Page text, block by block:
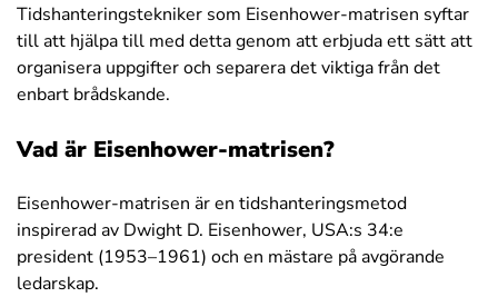
Tidshanteringstekniker som Eisenhower-matrisen syftar
till att hjälpa till med detta genom att erbjuda ett sätt att
organisera uppgifter och separera det viktiga från det
enbart brådskande.
Vad är Eisenhower-matrisen?
Eisenhower-matrisen är en tidshanteringsmetod
inspirerad av Dwight D. Eisenhower, USA:s 34:e
president (1953–1961) och en mästare på avgörande
ledarskap.